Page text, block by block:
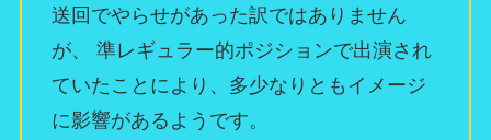
送回でやらせがあった訳ではありません
が、 準レギュラー的ポジションで出演され
ていたことにより、多少なりともイメージ
に影響があるようです。